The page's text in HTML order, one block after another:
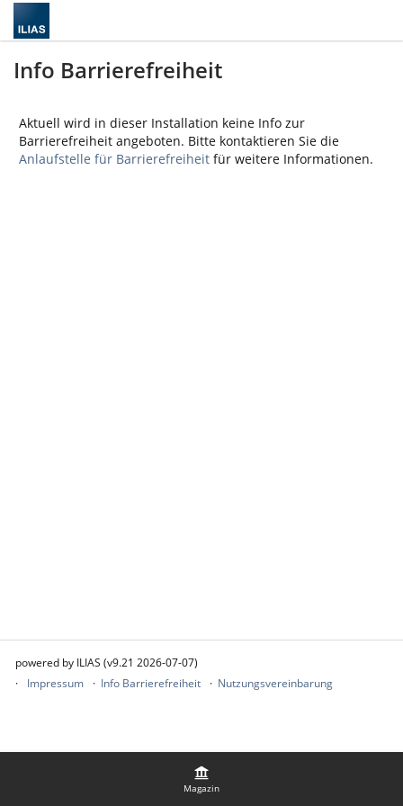
Magazin
Info Barrierefreiheit
Aktuell wird in dieser Installation keine Info zur
Barrierefreiheit angeboten. Bitte kontaktieren Sie die
Anlaufstelle für Barrierefreiheit für weitere Informationen.
powered by ILIAS (v9.21 2026-07-07)
Impressum
Info Barrierefreiheit Nutzungsvereinbarung